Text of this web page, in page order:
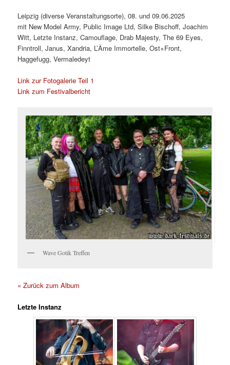
Leipzig (diverse Veranstaltungsorte), 08. und 09.06.2025
mit New Model Army, Public Image Ltd, Silke Bischoff, Joachim
Witt, Letzte Instanz, Camouflage, Drab Majesty, The 69 Eyes,
Finntroll, Janus, Xandria, L’Âme Immortelle, Ost+Front,
Haggefugg, Vermaledeyt
Link zur Fotogalerie Teil 1
Link zum Festivalbericht
Wave Gotik Treffen
« Zurück zum Album
Letzte Instanz